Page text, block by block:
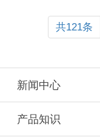
共121条
新闻中心
产品知识